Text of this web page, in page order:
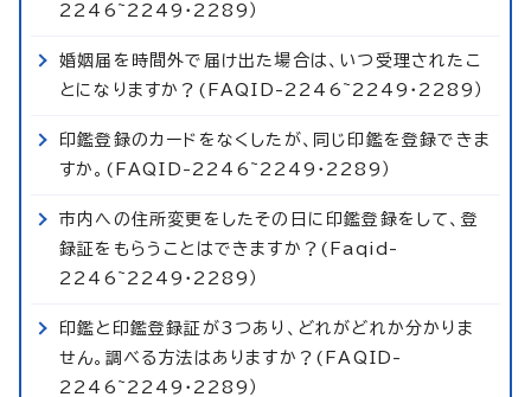
2246~2249・2289）
婚姻届を時間外で届け出た場合は、いつ受理されたこ
とになりますか？(FAQID-2246~2249・2289）
印鑑登録のカードをなくしたが、同じ印鑑を登録できま
すか。(FAQID-2246~2249・2289）
市内への住所変更をしたその日に印鑑登録をして、登
録証をもらうことはできますか？(Faqid-
2246~2249・2289）
印鑑と印鑑登録証が3つあり、どれがどれか分かりま
せん。調べる方法はありますか？(FAQID-
2246~2249・2289）